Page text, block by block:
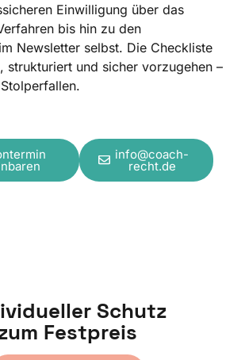
Einwilligung über das
bis hin zu den
Newsletter selbst. Die Checkliste
strukturiert und sicher vorzugehen –
info@coach-
recht.de
Schutz
Festpreis